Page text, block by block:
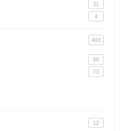
31
4
403
68
73
12